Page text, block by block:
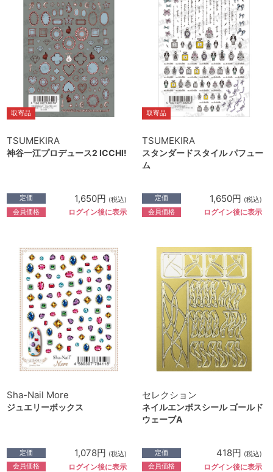
取寄品
TSUMEKIRA
神谷一江プロデュース2 ICCHI!
定価 1,650円 (税込)
会員価格 ログイン後に表示
取寄品
TSUMEKIRA
スタンダードスタイル パフュー
ム
定価 1,650円 (税込)
会員価格 ログイン後に表示
Sha-Nail More
ジュエリーボックス
定価 1,078円 (税込)
会員価格 ログイン後に表示
セレクション
ネイルエンボスシール ゴールド
ウェーブA
定価 418円 (税込)
会員価格 ログイン後に表示